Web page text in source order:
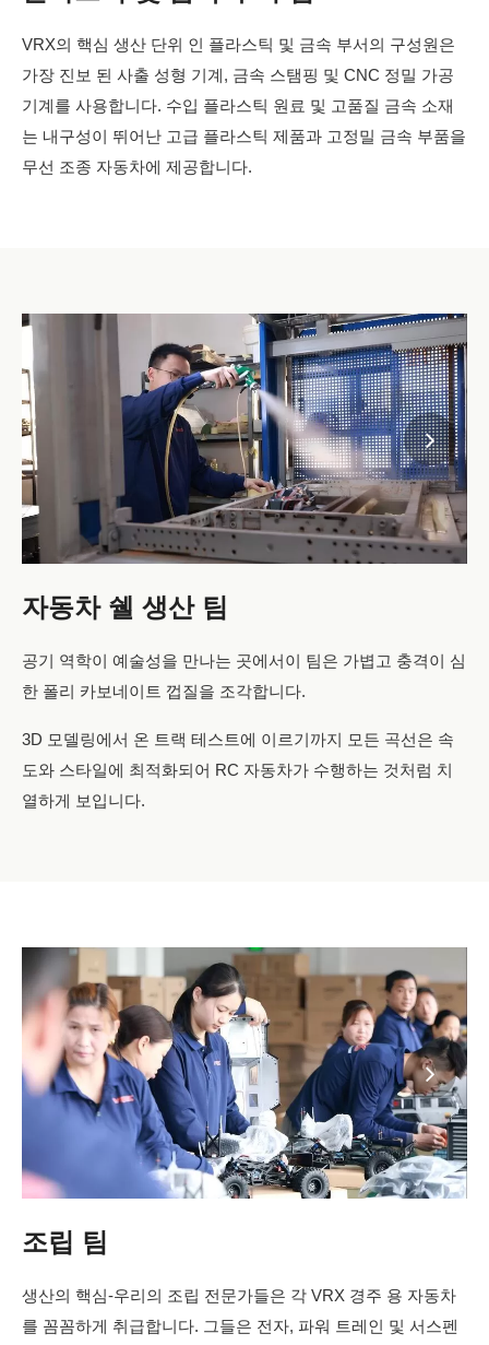
VRX의 핵심 생산 단위 인 플라스틱 및 금속 부서의 구성원은
가장 진보 된 사출 성형 기계, 금속 스탬핑 및 CNC 정밀 가공
기계를 사용합니다. 수입 플라스틱 원료 및 고품질 금속 소재
는 내구성이 뛰어난 고급 플라스틱 제품과 고정밀 금속 부품을
무선 조종 자동차에 제공합니다.
자동차 쉘 생산 팀
공기 역학이 예술성을 만나는 곳에서이 팀은 가볍고 충격이 심
한 폴리 카보네이트 껍질을 조각합니다.
3D 모델링에서 온 트랙 테스트에 이르기까지 모든 곡선은 속
도와 스타일에 최적화되어 RC 자동차가 수행하는 것처럼 치
열하게 보입니다.
조립 팀
생산의 핵심-우리의 조립 전문가들은 각 VRX 경주 용 자동차
를 꼼꼼하게 취급합니다. 그들은 전자, 파워 트레인 및 서스펜